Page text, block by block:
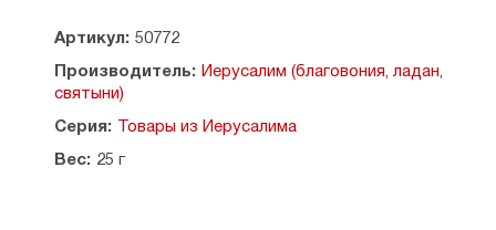
Артикул: 50772
Производитель: Иерусалим (благовония, ладан,
святыни)
Серия: Товары из Иерусалима
Вес: 25 г